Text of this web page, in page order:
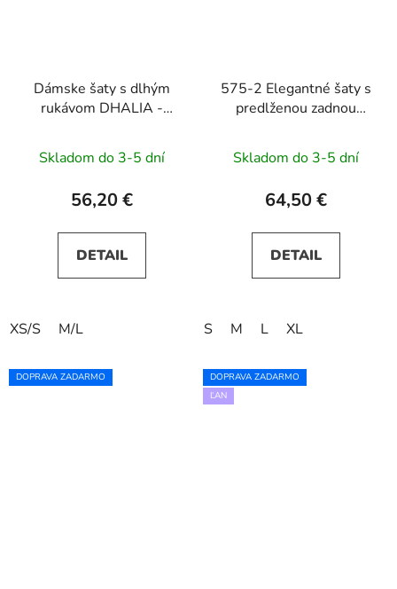
Dámske šaty s dlhým
rukávom DHALIA -
Skladom do 3-5 dní
56,20 €
DETAIL
XS/S M/L
575-2 Elegantné šaty s
predlženou zadnou
Skladom do 3-5 dní
64,50 €
DETAIL
S M L XL
DOPRAVA ZADARMO
DOPRAVA ZADARMO
ĽAN